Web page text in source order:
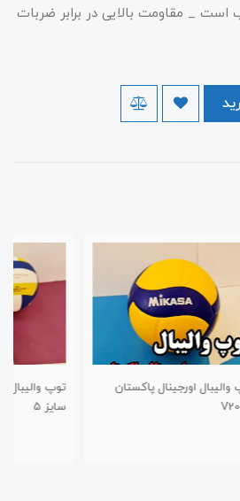
است _ مقاومت بالایی در برابر ضربات
توپ والیبال گلدکاپ سوزنی ۲۰۲۳